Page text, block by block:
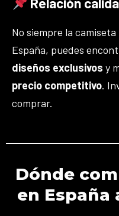
No siempre la
España, puedes
diseños exclusivos y
precio competitivo.
comprar.
Dónde
en España